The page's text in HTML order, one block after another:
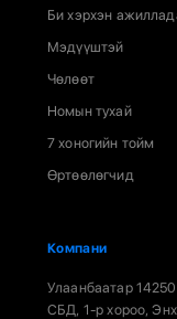
Би хэрхэн
Мэдүүштэй
Чөлөөт
Номын тухай
7 хоногийн тойм
Өртөөлөгчид
Компани
Улаанбаатар 14250
СБД, 1-р хороо,